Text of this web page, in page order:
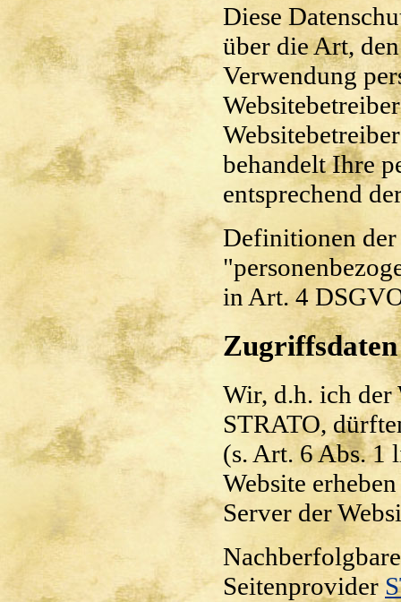
Diese
über die Art,
Verwendung
behandelt Ihre
entsprechend
Definitionen
in Art. 4
Zugriffsdaten
Wir, d.h. ich der
STRATO,
(s. Art. 6 Abs. 1
Website
Server der
Seitenprovider